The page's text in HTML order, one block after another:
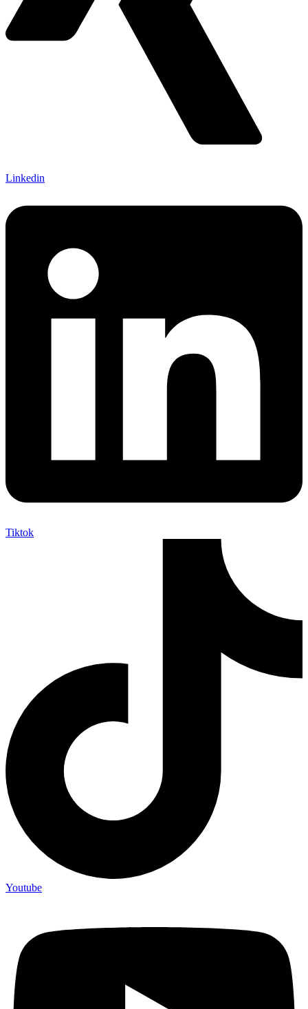
Linkedin
Tiktok
Youtube